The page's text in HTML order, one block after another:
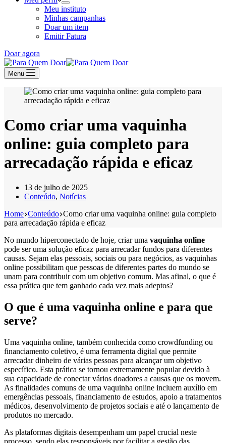
Meu instituto
Minhas campanhas
Doar um item
Emitir Fatura
Doar agora
Menu
Como criar uma vaquinha
online: guia completo para
arrecadação rápida e eficaz
13 de julho de 2025
Conteúdo, Notícias
Home Conteúdo Como criar uma vaquinha online: guia completo
para arrecadação rápida e eficaz
No mundo hiperconectado de hoje, criar uma vaquinha online
pode ser uma solução eficaz para arrecadar fundos para diferentes
causas. Sejam elas pessoais, sociais ou para negócios, as vaquinhas
online possibilitam que pessoas de diferentes partes do mundo se
unam para contribuir com um objetivo comum. Mas afinal, o que é
essa prática que tem ganhado cada vez mais adeptos?
O que é uma vaquinha online e para que
serve?
Uma vaquinha online, também conhecida como crowdfunding ou
financiamento coletivo, é uma ferramenta digital que permite
arrecadar dinheiro de várias pessoas para alcançar um objetivo
específico. Esta prática se tornou extremamente popular devido à
sua capacidade de conectar vários doadores a causas que os movem.
As finalidades comuns de uma vaquinha online incluem auxílio em
emergências pessoais, financiamento de estudos, apoio a tratamentos
médicos, desenvolvimento de projetos sociais e até o lançamento de
produtos no mercado.
As plataformas digitais desempenham um papel crucial neste
processo, sendo elas responsáveis por facilitar a gestão das